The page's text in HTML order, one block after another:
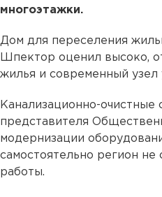
многоэтажки.
Дом для переселения
Шпектор оценил высоко,
жилья и современный узел
Канализационно-
представителя
модернизации
самостоятельно регион
работы.